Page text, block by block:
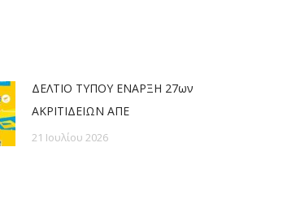
ΔΕΛΤΙΟ ΤΥΠΟΥ ΕΝΑΡΞΗ 27ων
ΑΚΡΙΤΙΔΕΙΩΝ ΑΠΕ
21 Ιουλίου 2026